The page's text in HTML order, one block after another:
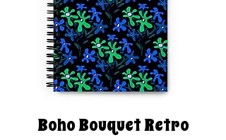
Boho Bouquet Retro